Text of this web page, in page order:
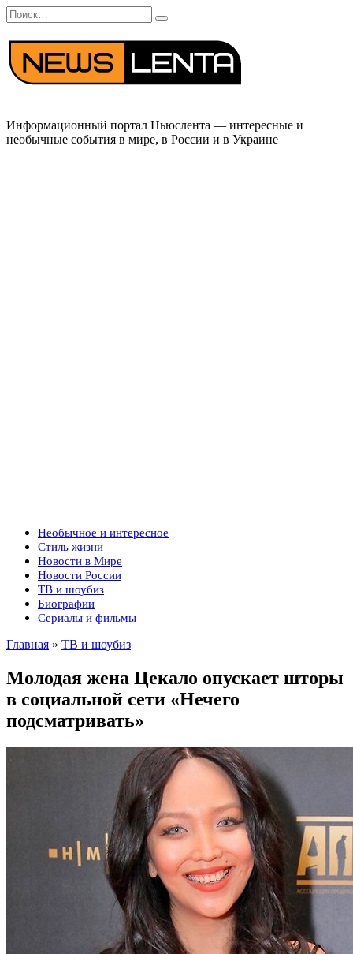
Перейти
к
содержанию
Search
for:
Информационный портал Ньюслента — интересные и
необычные события в мире, в России и в Украине
Необычное и интересное
Стиль жизни
Новости в Мире
Новости России
ТВ и шоубиз
Биографии
Сериалы и фильмы
Главная » ТВ и шоубиз
Молодая жена Цекало опускает шторы
в социальной сети «Нечего
подсматривать»